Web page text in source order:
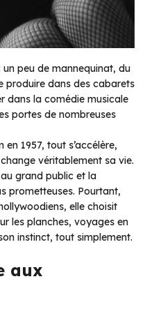
un peu de mannequinat, du
produire dans des cabarets
dans la comédie musicale
portes de nombreuses
1957, tout s’accélère,
véritablement sa vie.
grand public et la
prometteuses. Pourtant,
elle choisit
les planches, voyages en
instinct, tout simplement.
aux